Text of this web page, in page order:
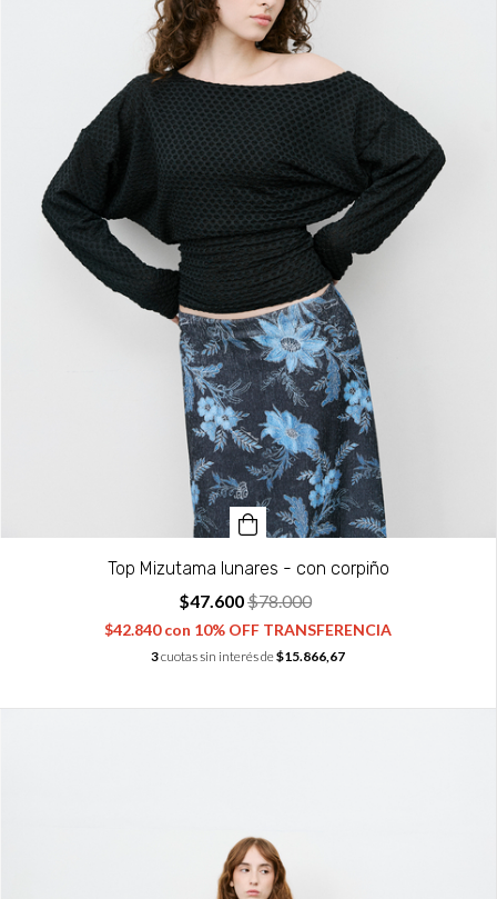
Top Mizutama lunares - con corpiño
$47.600$78.000
$42.840con 10% OFF TRANSFERENCIA
3cuotas sin interés de$15.866,67